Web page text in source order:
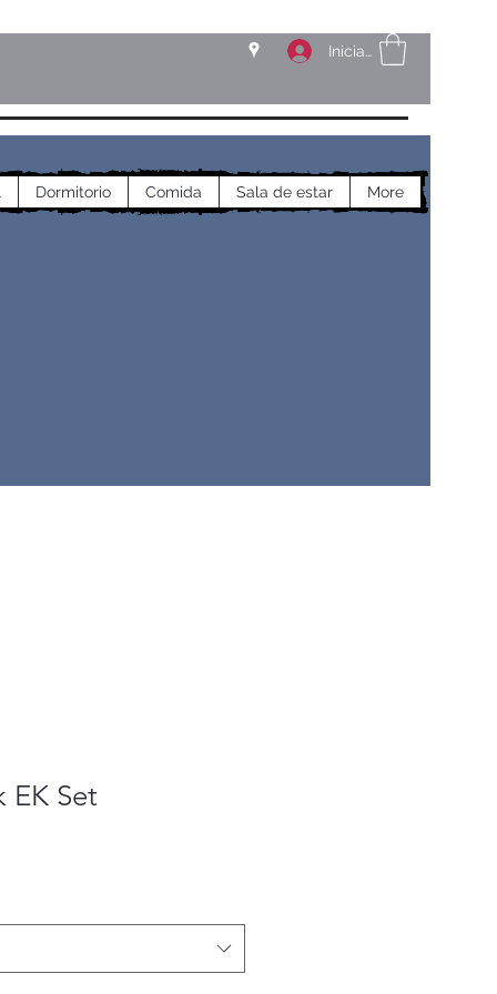
Iniciar sesión
Dormitorio Comida Sala de estar More
EK Set